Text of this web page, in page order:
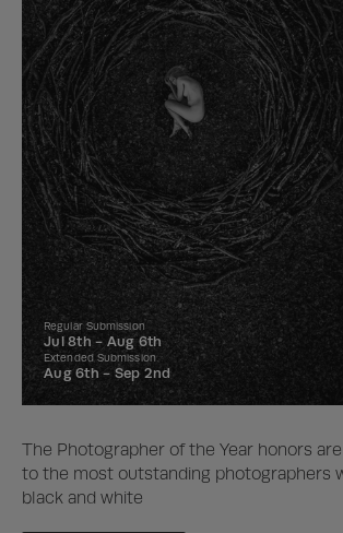
Regular Submission
Jul 8th - Aug 6th
Extended Submission
Aug 6th - Sep 2nd
The Photographer of the Year honors
to the most outstanding photographers
black and white